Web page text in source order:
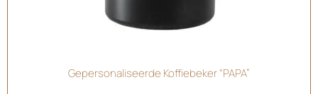
Gepersonaliseerde Koffiebeker “PAPA”